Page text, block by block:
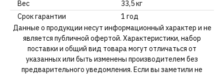
Вес
33,5 кг
Срок гарантии
1 год
Данные о продукции несут информационный характер и не
является публичной офертой. Характеристики, набор
поставки и общий вид товара могут отличаться от
указанных или быть изменены производителем без
предварительного уведомления. Если вы заметили не